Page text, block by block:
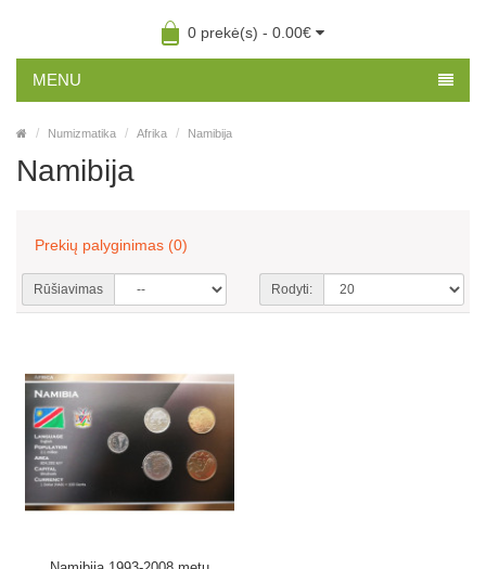
0 prekė(s) - 0.00€
MENU
Numizmatika Afrika Namibija
Namibija
Prekių palyginimas (0)
Rūšiavimas Rodyti: